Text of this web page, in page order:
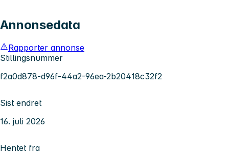
Annonsedata
Rapporter annonse
Stillingsnummer
f2a0d878-d96f-44a2-96ea-2b20418c32f2
Sist endret
16. juli 2026
Hentet fra